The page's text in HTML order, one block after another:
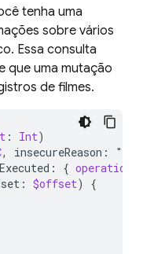
tenha uma
sobre vários
Essa consulta
que uma mutação
de filmes.
: Int)
, insecureReason : "
: { operation
: $offset)
{